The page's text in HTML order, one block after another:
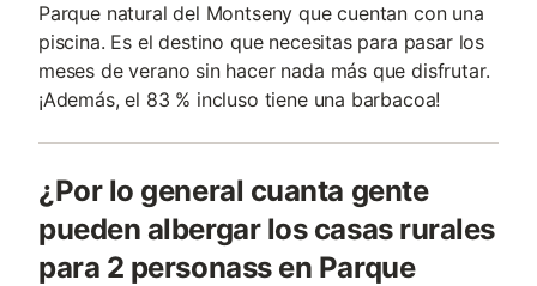
Parque natural del Montseny que cuentan con una
piscina. Es el destino que necesitas para pasar los
meses de verano sin hacer nada más que disfrutar.
¡Además, el 83 % incluso tiene una barbacoa!
¿Por lo general cuanta gente
pueden albergar los casas rurales
para 2 personass en Parque